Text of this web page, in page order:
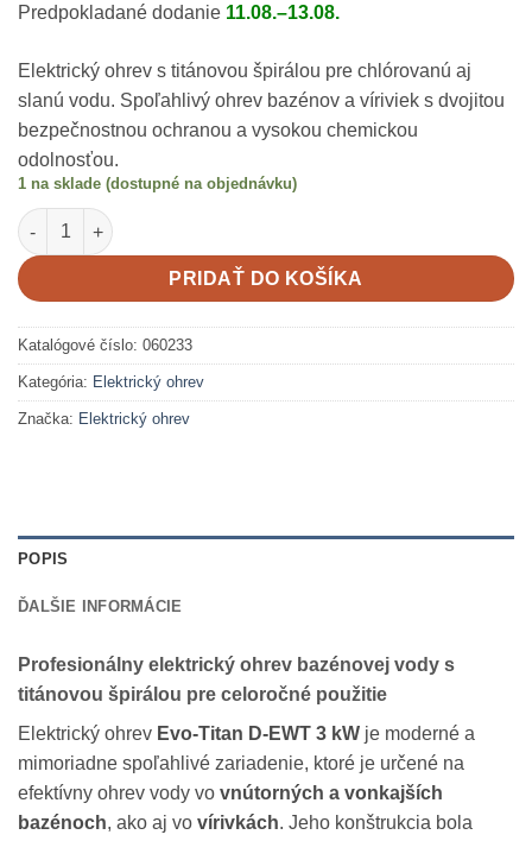
Predpokladané dodanie 11.08.–13.08.
Elektrický ohrev s titánovou špirálou pre chlórovanú aj
slanú vodu. Spoľahlivý ohrev bazénov a víriviek s dvojitou
bezpečnostnou ochranou a vysokou chemickou
odolnosťou.
1 na sklade (dostupné na objednávku)
množstvo Elektrický ohrev Evo-Titan D-EWT 3kW
PRIDAŤ DO KOŠÍKA
Katalógové číslo: 060233
Kategória: Elektrický ohrev
Značka: Elektrický ohrev
POPIS
ĎALŠIE INFORMÁCIE
Profesionálny elektrický ohrev bazénovej vody s
titánovou špirálou pre celoročné použitie
Elektrický ohrev Evo-Titan D-EWT 3 kW je moderné a
mimoriadne spoľahlivé zariadenie, ktoré je určené na
efektívny ohrev vody vo vnútorných a vonkajších
bazénoch, ako aj vo vírivkách. Jeho konštrukcia bola